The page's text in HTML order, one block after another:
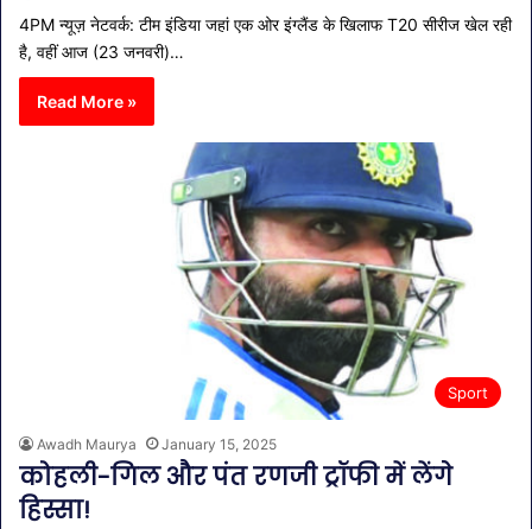
4PM न्यूज़ नेटवर्क: टीम इंडिया जहां एक ओर इंग्लैंड के खिलाफ T20 सीरीज खेल रही
है, वहीं आज (23 जनवरी)…
Read More »
Sport
Awadh Maurya January 15, 2025
कोहली-गिल और पंत रणजी ट्रॉफी में लेंगे
हिस्सा!